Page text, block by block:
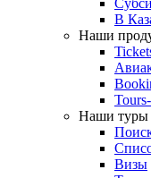
В
Наши
Наши туры
Визы